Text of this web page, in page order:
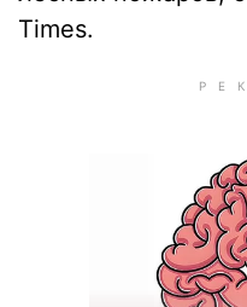
Times.